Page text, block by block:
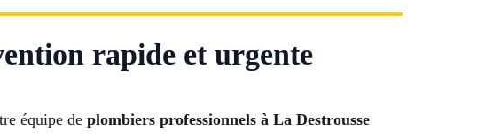
rapide et urgente
équipe de plombiers professionnels à La Destrousse